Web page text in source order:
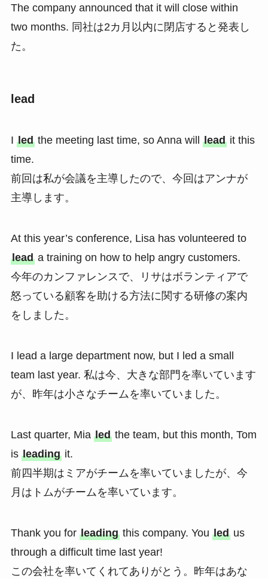
The company announced that it will close within
two months. 同社は2カ月以内に閉店すると発表し
た。
lead
I ledthe meeting last time, so Anna will leadit this
time.
前回は私が会議を主導したので、今回はアンナが
主導します。
At this year’s conference, Lisa has volunteered to
leada training on how to help angry customers.
今年のカンファレンスで、リサはボランティアで
怒っている顧客を助ける方法に関する研修の案内
をしました。
I lead a large department now, but I led a small
team last year. 私は今、大きな部門を率いています
が、昨年は小さなチームを率いていました。
Last quarter, Mia ledthe team, but this month, Tom
is leadingit.
前四半期はミアがチームを率いていましたが、今
月はトムがチームを率いています。
Thank you for leadingthis company. You ledus
through a difficult time last year!
この会社を率いてくれてありがとう。昨年はあな